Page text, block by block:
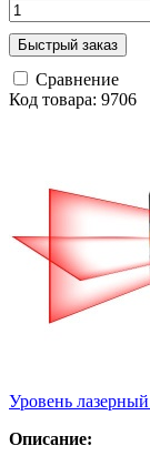
Быстрый заказ
Сравнение
Код товара: 9706
Уровень
Описание: